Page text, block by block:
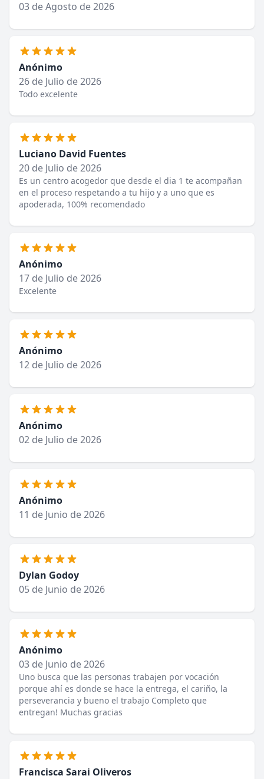
03 de Agosto de 2026
Anónimo
26 de Julio de 2026
Todo excelente
Luciano David Fuentes
20 de Julio de 2026
Es un centro acogedor que desde el dia 1 te acompañan
en el proceso respetando a tu hijo y a uno que es
apoderada, 100% recomendado
Anónimo
17 de Julio de 2026
Excelente
Anónimo
12 de Julio de 2026
Anónimo
02 de Julio de 2026
Anónimo
11 de Junio de 2026
Dylan Godoy
05 de Junio de 2026
Anónimo
03 de Junio de 2026
Uno busca que las personas trabajen por vocación
porque ahí es donde se hace la entrega, el cariño, la
perseverancia y bueno el trabajo Completo que
entregan! Muchas gracias
Francisca Sarai Oliveros